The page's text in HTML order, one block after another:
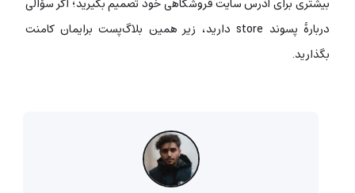
دربارۀ پسوند store دارید، زیر همین بلاگ‌پست برایمان کامنت
بگذارید.